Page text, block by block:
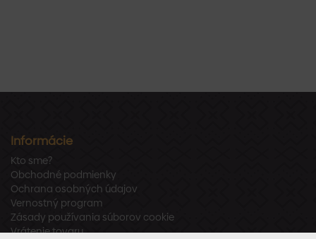
Informácie
Kto sme?
Obchodné podmienky
Ochrana osobných údajov
Vernostný program
Zásady používania súborov cookie
Vrátenie tovaru